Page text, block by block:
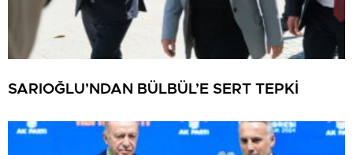
SARIOĞLU’NDAN BÜLBÜL’E SERT TEPKİ